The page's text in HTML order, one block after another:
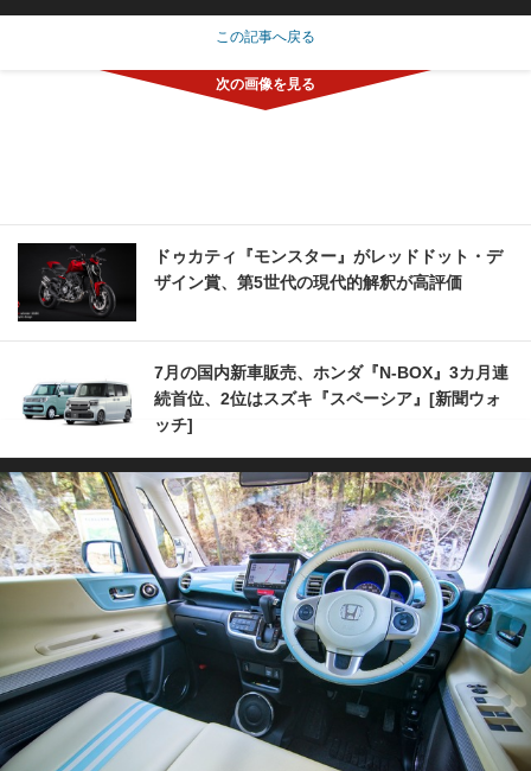
この記事へ戻る
ドゥカティ『モンスター』がレッドドット・デ
ザイン賞、第5世代の現代的解釈が高評価
7月の国内新車販売、ホンダ『N-BOX』3カ月連
続首位、2位はスズキ『スペーシア』[新聞ウォ
ッチ]